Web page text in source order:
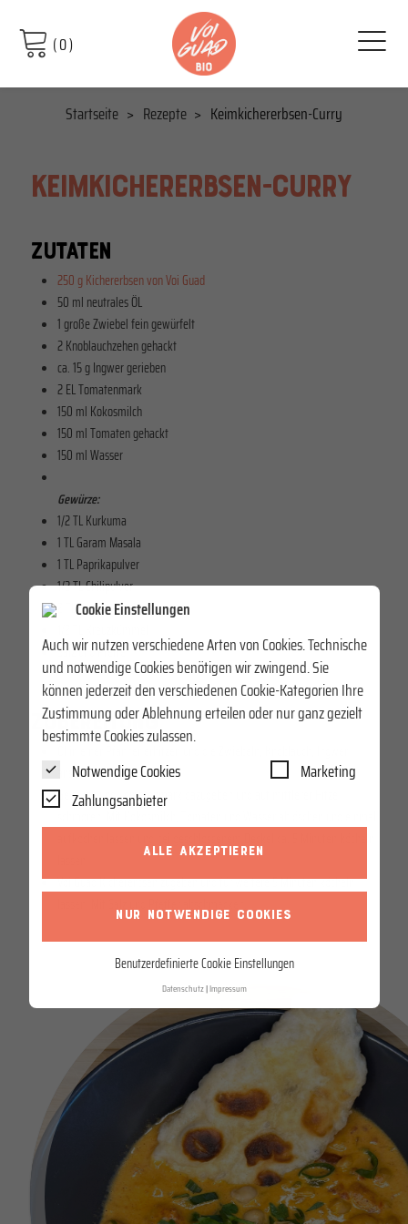
(0)
Startseite Rezepte Keimkichererbsen-Curry
KEIMKICHERERBSEN-CURRY
ZUTATEN
250 g Kichererbsen von Voi Guad
50 ml neutrales ÖL
1 große Zwiebel fein gewürfelt
2 Knoblauchzehen gehackt
ca. 15 g Ingwer gerieben
2 EL Tomatenmark
150 ml Kokosmilch
150 ml Tomaten gehackt
150 ml Wasser
Gewürze:
1/2 TL Kurkuma
1 TL Garam Masala
1 TL Paprikapulver
1/2 TL Chilipulver
2 TL Korianderpulver
Salz und Pfeffer
ZUBEREITUNG
anschwitzen.
Gewürze und Tomatenmark dazugeben und auf mittlerer Hitze
Voi Guad Kichererbsen zugeben und für weitere 5 Minuten köcheln
Cookie Einstellungen
Auch wir nutzen verschiedene Arten von Cookies. Technische
und notwendige Cookies benötigen wir zwingend. Sie
können jederzeit den verschiedenen Cookie-Kategorien Ihre
Zustimmung oder Ablehnung erteilen oder nur ganz gezielt
bestimmte Cookies zulassen.
Notwendige Cookies
Marketing
Zahlungsanbieter
ALLE AKZEPTIEREN
NUR NOTWENDIGE COOKIES
Benutzerdefinierte Cookie Einstellungen
Datenschutz Impressum